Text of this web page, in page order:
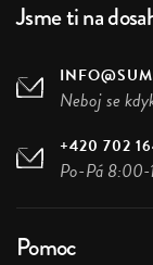
Jsme ti na
Neboj se
+420 702
Po-Pá
Pomoc